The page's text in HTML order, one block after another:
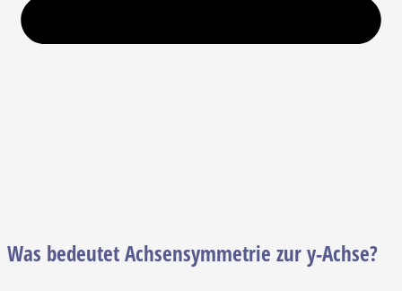
Was bedeutet Achsensymmetrie zur y-Achse?